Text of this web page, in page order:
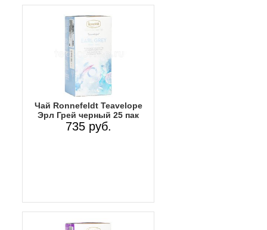
Чай Ronnefeldt Teavelope
Эрл Грей черный 25 пак
735 руб.